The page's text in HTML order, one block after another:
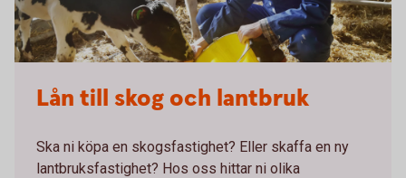
Lån till skog och lantbruk
Ska ni köpa en skogsfastighet? Eller skaffa en ny
lantbruksfastighet? Hos oss hittar ni olika